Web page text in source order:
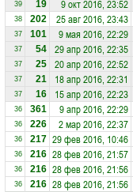
39 19 9 окт 2016, 23:52
38 202 25 авг 2016, 23:43
37 101 9 мая 2016, 22:29
37 54 29 апр 2016, 22:35
37 25 20 апр 2016, 22:52
37 21 18 апр 2016, 22:31
37 16 15 апр 2016, 22:23
36 361 9 апр 2016, 22:29
36 226 2 мар 2016, 22:37
36 217 29 фев 2016, 10:46
36 216 28 фев 2016, 21:57
36 216 28 фев 2016, 21:56
36 216 28 фев 2016, 21:56